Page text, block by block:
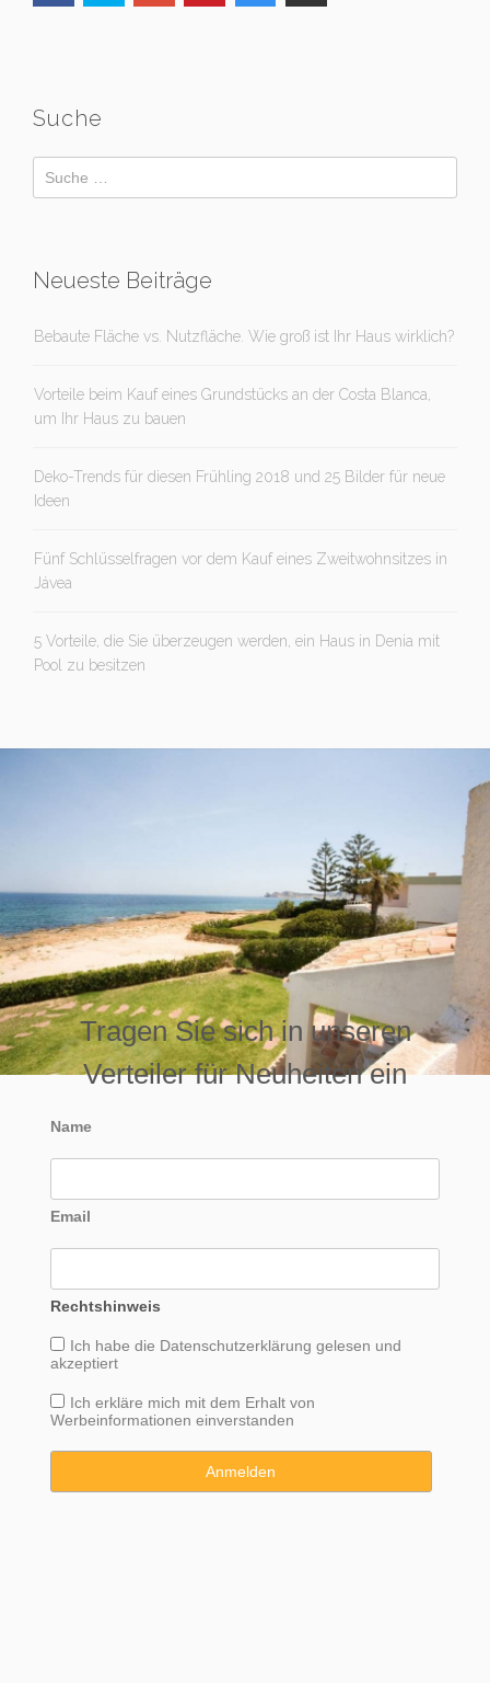
Suche
Neueste Beiträge
Bebaute Fläche vs. Nutzfläche. Wie groß ist Ihr Haus wirklich?
Vorteile beim Kauf eines Grundstücks an der Costa Blanca,
um Ihr Haus zu bauen
Deko-Trends für diesen Frühling 2018 und 25 Bilder für neue
Ideen
Fünf Schlüsselfragen vor dem Kauf eines Zweitwohnsitzes in
Jávea
5 Vorteile, die Sie überzeugen werden, ein Haus in Denia mit
Pool zu besitzen
Tragen Sie sich in unseren
Verteiler für Neuheiten ein
Name
Email
Rechtshinweis
Ich habe die Datenschutzerklärung gelesen und
akzeptiert
Ich erkläre mich mit dem Erhalt von
Werbeinformationen einverstanden